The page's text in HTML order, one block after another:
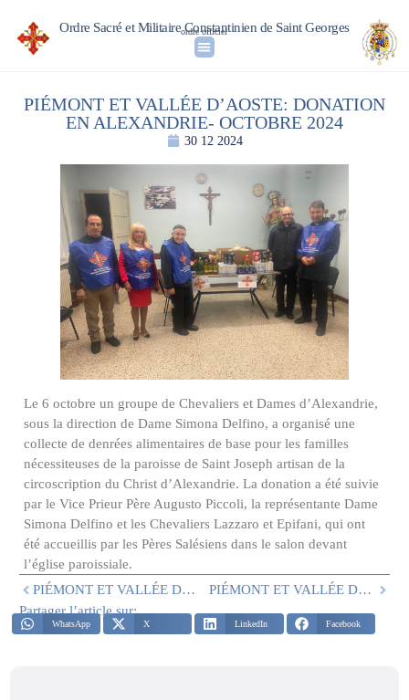
Ordre Sacré et Militaire Constantinien de Saint Georges
ordre officiel
PIÉMONT ET VALLÉE D’AOSTE: DONATION
EN ALEXANDRIE- OCTOBRE 2024
30 12 2024
Le 6 octobre un groupe de Chevaliers et Dames d’Alexandrie,
sous la direction de Dame Simona Delfino, a organisé une
collecte de denrées alimentaires de base pour les familles
nécessiteuses de la paroisse de Saint Joseph artisan de la
circoscription du Christ d’Alexandrie. La donation a été suivie
par le Vice Prieur Père Augusto Piccoli, la représentante Dame
Simona Delfino et les Chevaliers Lazzaro et Epifani, qui ont
été accueillis par les Pères Salésiens dans le salon devant
l’église paroissiale.
PIÉMONT ET VALLÉE D’AOSTE : FESTIVAL D’ÉTÉ 2024
PIÉMONT ET VALLÉE D’AOSTE : ÉVÉNEMENT DU 6 MARS 2025
Partager l’article sur:
WhatsApp X LinkedIn Facebook